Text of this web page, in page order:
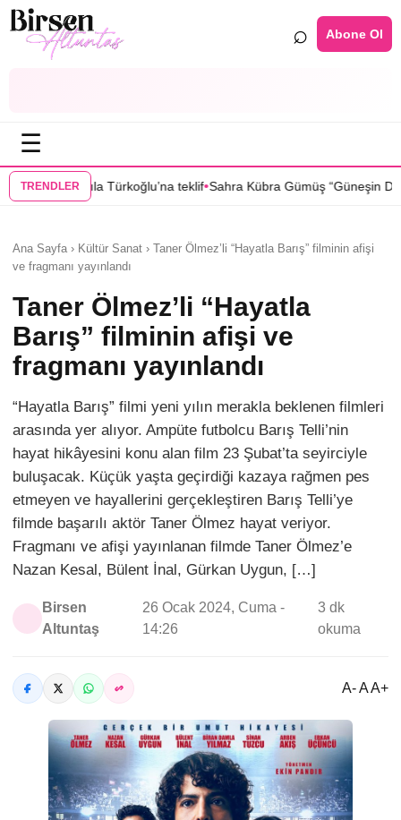
⌕ Abone Ol
☰
TRENDLERteklif•Sahra Kübra Gümüş “Güneşin Doğduğu Yer”
Ana Sayfa › Kültür Sanat › Taner Ölmez’li “Hayatla Barış” filminin afişi
ve fragmanı yayınlandı
Taner Ölmez’li “Hayatla
Barış” filminin afişi ve
fragmanı yayınlandı
“Hayatla Barış” filmi yeni yılın merakla beklenen filmleri
arasında yer alıyor. Ampüte futbolcu Barış Telli’nin
hayat hikâyesini konu alan film 23 Şubat’ta seyirciyle
buluşacak. Küçük yaşta geçirdiği kazaya rağmen pes
etmeyen ve hayallerini gerçekleştiren Barış Telli’ye
filmde başarılı aktör Taner Ölmez hayat veriyor.
Fragmanı ve afişi yayınlanan filmde Taner Ölmez’e
Nazan Kesal, Bülent İnal, Gürkan Uygun, […]
Birsen
Altuntaş
26 Ocak 2024, Cuma -
14:26
3 dk
okuma
A- A A+